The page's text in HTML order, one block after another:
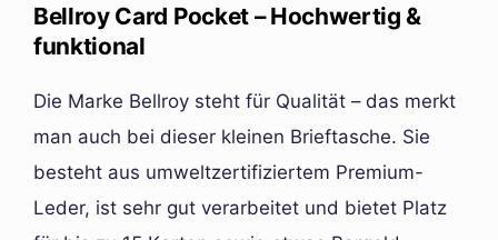
Bellroy Card Pocket – Hochwertig &
funktional
Die Marke Bellroy steht für Qualität – das merkt
man auch bei dieser kleinen Brieftasche. Sie
besteht aus umweltzertifiziertem Premium-
Leder, ist sehr gut verarbeitet und bietet Platz